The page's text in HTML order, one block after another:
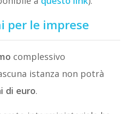
per le imprese
complessivo
istanza non potrà
di euro.